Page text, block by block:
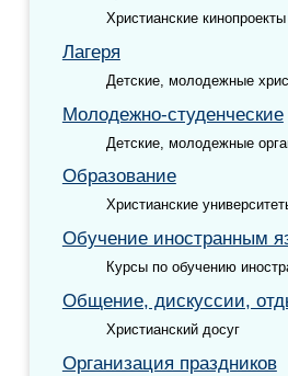
Христианские кинопроекты
Лагеря
Детские, молодежные
Молодежно-студенческие
Детские, молодежные
Образование
Христианские
Обучение иностранным
Курсы по обучению
Общение, дискуссии,
Христианский досуг
Организация праздников